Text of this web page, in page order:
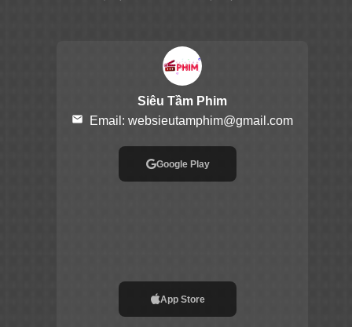
Siêu Tầm Phim
email Email: websieutamphim@gmail.com
Google Play
App Store